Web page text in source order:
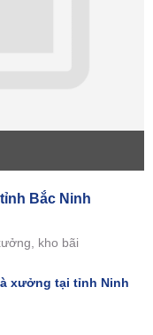
Bắc Ninh
kho bãi
xưởng tại tỉnh Ninh